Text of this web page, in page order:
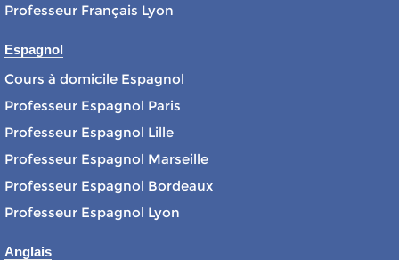
Professeur Français Lyon
Espagnol
Cours à domicile Espagnol
Professeur Espagnol Paris
Professeur Espagnol Lille
Professeur Espagnol Marseille
Professeur Espagnol Bordeaux
Professeur Espagnol Lyon
Anglais